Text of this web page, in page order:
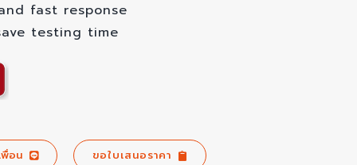
fast response
testing time
พื่อน ขอใบเสนอราคา